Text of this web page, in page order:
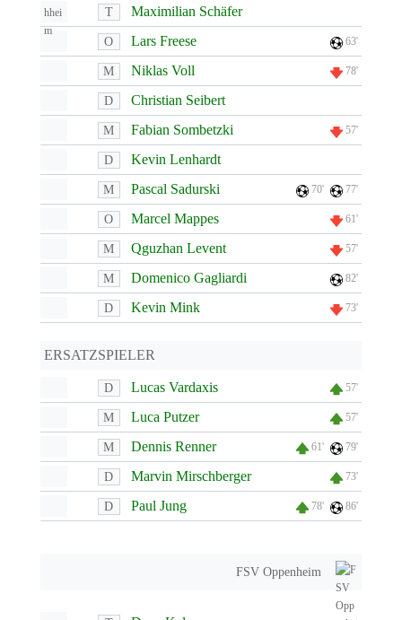
T Maximilian Schäfer
O Lars Freese 63'
M Niklas Voll 78'
D Christian Seibert
M Fabian Sombetzki 57'
D Kevin Lenhardt
M Pascal Sadurski 70' 77'
O Marcel Mappes 61'
M Qguzhan Levent 57'
M Domenico Gagliardi 82'
D Kevin Mink 73'
ERSATZSPIELER
D Lucas Vardaxis 57'
M Luca Putzer 57'
M Dennis Renner 61' 79'
D Marvin Mirschberger 73'
D Paul Jung 78' 86'
FSV Oppenheim